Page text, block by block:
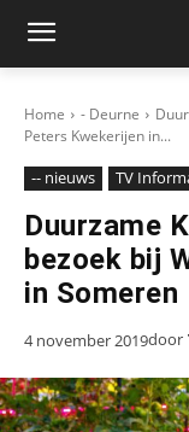
Home - Deurne
Peters Kwekerijen in...
-- nieuws TV
Duurzame
bezoek bij
in Someren
4 november 2019door